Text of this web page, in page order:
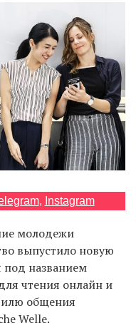
, Instagram
молодежи
выпустило новую
названием
чтения онлайн и
общения
Welle.